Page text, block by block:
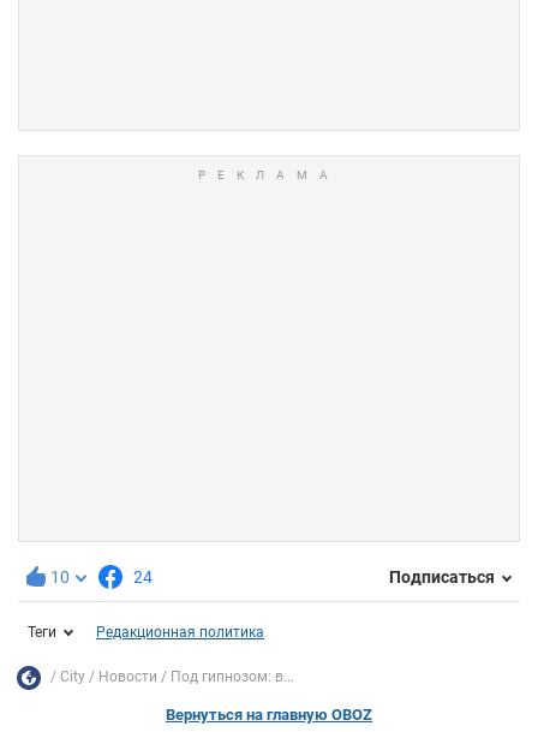
10 24 Подписаться
Теги Редакционная политика
City Новости Под гипнозом: в...
Вернуться на главную OBOZ